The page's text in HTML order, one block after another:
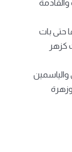
والقادمة
حتى بات
كزهر
والياسمين